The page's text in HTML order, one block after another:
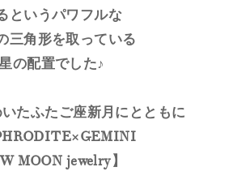
というパワフルな
三角形を取っている
の配置でした♪
たふたご座新月にとともに
MOON jewelry】